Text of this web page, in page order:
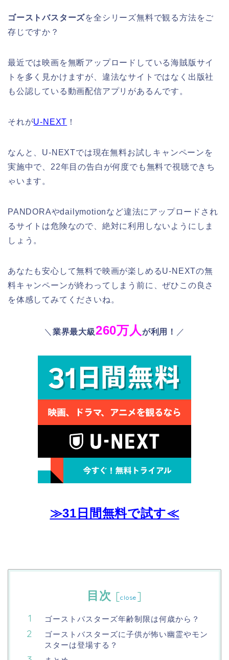
ゴーストバスターズを全シリーズ無料で観る方法をご
存じですか？
最近では映画を無断アップロードしている海賊版サイ
トを多く見かけますが、違法なサイトではなく出版社
も公認している動画配信アプリがあるんです。
それがU-NEXT ！
なんと、U-NEXTでは現在無料お試しキャンペーンを
実施中で、22年目の告白が何度でも無料で視聴できち
ゃいます。
PANDORAやdailymotionなど違法にアップロードされ
るサイトは危険なので、絶対に利用しないようにしま
しょう。
あなたも安心して無料で映画が楽しめるU-NEXTの無
料キャンペーンが終わってしまう前に、ぜひこの良さ
を体感してみてくださいね。
＼ 業界最大級260万人 が利用！ ／
≫31日間無料で試す≪
目次 [close ]
ゴーストバスターズ年齢制限は何歳から？
ゴーストバスターズに子供が怖い幽霊やモン
スターは登場する？